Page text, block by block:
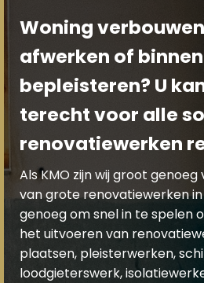
Woning
afwerken of
bepleisteren? U
terecht voor alle
renovatiewerken
Als KMO zijn wij groot
van grote renovatiewerken
genoeg om snel in te spelen
het uitvoeren van
plaatsen, pleisterwerken,
loodgieterswerk,